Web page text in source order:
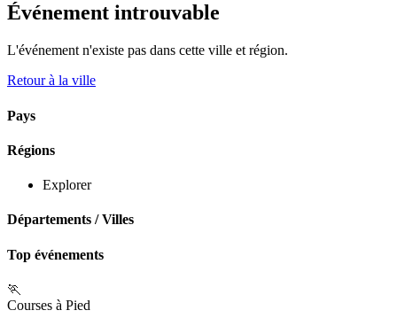
Événement introuvable
L'événement n'existe pas dans cette ville et région.
Retour à la ville
Pays
Régions
Explorer
Départements /Villes
Top événements
🏃
Courses à Pied